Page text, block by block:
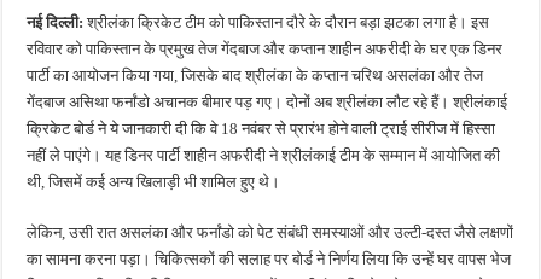
नई दिल्ली:श्रीलंका क्रिकेट टीम को पाकिस्तान दौरे के दौरान बड़ा झटका लगा है। इस
रविवार को पाकिस्तान के प्रमुख तेज गेंदबाज और कप्तान शाहीन अफरीदी के घर एक डिनर
पार्टी का आयोजन किया गया, जिसके बाद श्रीलंका के कप्तान चरिथ असलंका और तेज
गेंदबाज असिथा फर्नांडो अचानक बीमार पड़ गए। दोनों अब श्रीलंका लौट रहे हैं। श्रीलंकाई
क्रिकेट बोर्ड ने ये जानकारी दी कि वे 18 नवंबर से प्रारंभ होने वाली ट्राई सीरीज में हिस्सा
नहीं ले पाएंगे। यह डिनर पार्टी शाहीन अफरीदी ने श्रीलंकाई टीम के सम्मान में आयोजित की
थी, जिसमें कई अन्य खिलाड़ी भी शामिल हुए थे।
लेकिन, उसी रात असलंका और फर्नांडो को पेट संबंधी समस्याओं और उल्टी-दस्त जैसे लक्षणों
का सामना करना पड़ा। चिकित्सकों की सलाह पर बोर्ड ने निर्णय लिया कि उन्हें घर वापस भेज